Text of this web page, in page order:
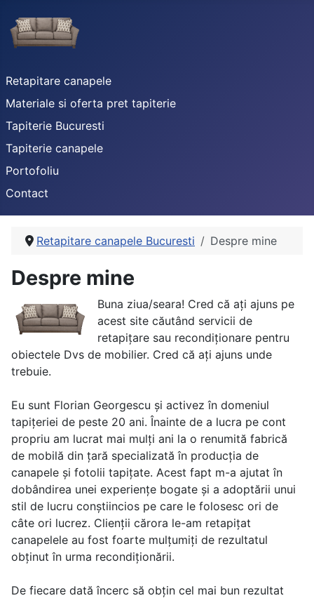
Retapitare canapele
Materiale si oferta pret tapiterie
Tapiterie Bucuresti
Tapiterie canapele
Portofoliu
Contact
Retapitare canapele Bucuresti Despre mine
Despre mine
Buna ziua/seara! Cred că ați ajuns pe
acest site căutând servicii de
retapițare sau recondiționare pentru
obiectele Dvs de mobilier. Cred că ați ajuns unde
trebuie.
Eu sunt Florian Georgescu și activez în domeniul
tapițeriei de peste 20 ani. Înainte de a lucra pe cont
propriu am lucrat mai mulți ani la o renumită fabrică
de mobilă din țară specializată în producția de
canapele și fotolii tapițate. Acest fapt m-a ajutat în
dobândirea unei experiențe bogate și a adoptării unui
stil de lucru conștiincios pe care le folosesc ori de
câte ori lucrez. Clienții cărora le-am retapițat
canapelele au fost foarte mulțumiți de rezultatul
obținut în urma recondiționării.
De fiecare dată încerc să obțin cel mai bun rezultat